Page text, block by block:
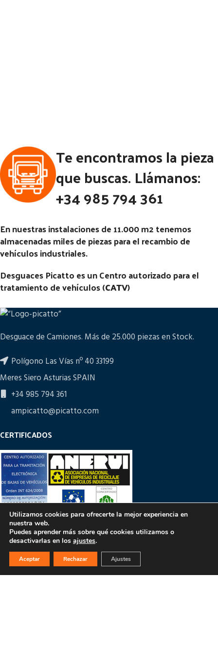
Te encontramos la pieza
que buscas. Llámanos:
+34 985 794 361
En nuestras instalaciones de 11.000 m2 tenemos
almacenadas miles de piezas para el recambio de
vehículos industriales.
Desguaces Picatto es un Centro autorizado para el
tratamiento de vehículos (CATV)
Desguace de Camiones. Más de 25.000 piezas en Stock.
Polígono Las Vías nº 40 33199
Meres Siero Asturias SPAIN
+34 985 794 361
ampicatto@picatto.com
CERTIFICADOS
PULSA PARA MÁS INFORMACIÓN
Utilizamos cookies para ofrecerte la mejor experiencia en
nuestra web.
Puedes aprender más sobre qué cookies utilizamos o
desactivarlas en los ajustes.
Aceptar Rechazar Ajustes